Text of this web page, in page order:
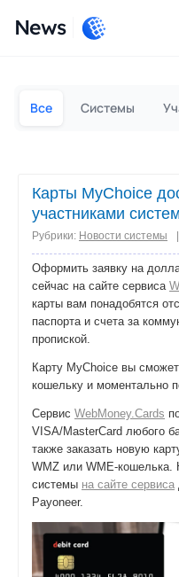
News
Все Системы
Карты MyChoice
участниками
Рубрики: Новости системы
Оформить заявку на
сейчас на сайте сервиса
карты вам понадобятся
паспорта и счета за
пропиской.
Карту MyChoice вы
кошельку и моментально
Cервис WebMoney.Cards
VISA/MasterCard любого
также заказать новую
WMZ или WME-кошелька.
системы на сайте сервиса
Payoneer.